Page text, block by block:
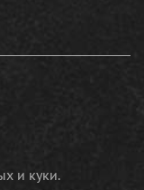
и куки.